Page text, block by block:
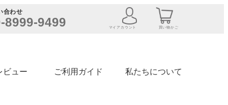
合わせ
8999-9499 マイアカウント 買い物かご
ビュー ご利用ガイド 私たちについて